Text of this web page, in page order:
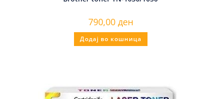
790,00 ден
Додај во кошница